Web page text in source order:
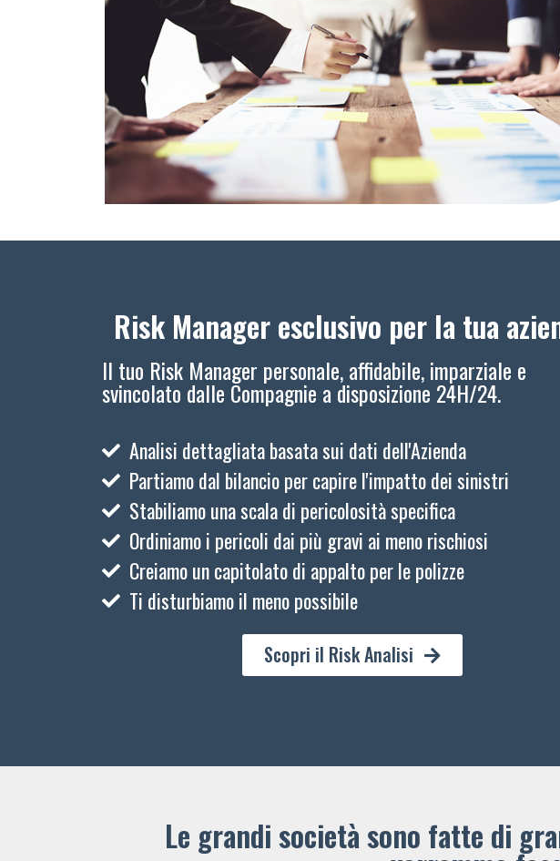
Risk Manager esclusivo per la tua
Il tuo Risk Manager personale, affidabile, imparziale e
svincolato dalle Compagnie a disposizione 24H/24.
Analisi dettagliata basata sui dati dell'Azienda
Partiamo dal bilancio per capire l'impatto dei sinistri
Stabiliamo una scala di pericolosità specifica
Ordiniamo i pericoli dai più gravi ai meno rischiosi
Creiamo un capitolato di appalto per le polizze
Ti disturbiamo il meno possibile
Scopri il Risk Analisi
Le grandi società sono fatte di